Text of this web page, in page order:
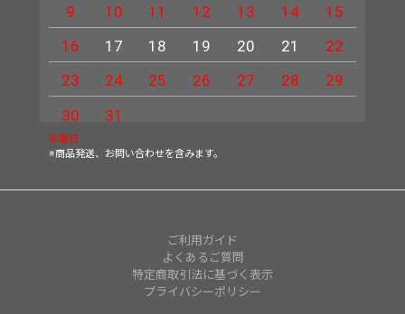
9
10 11 12 13 14
15
16
17 18 19 20 21
22
23
24 25 26 27 28
29
30
31
休業日
※商品発送、お問い合わせを含みます。
ご利用ガイド
よくあるご質問
特定商取引法に基づく表示
プライバシーポリシー